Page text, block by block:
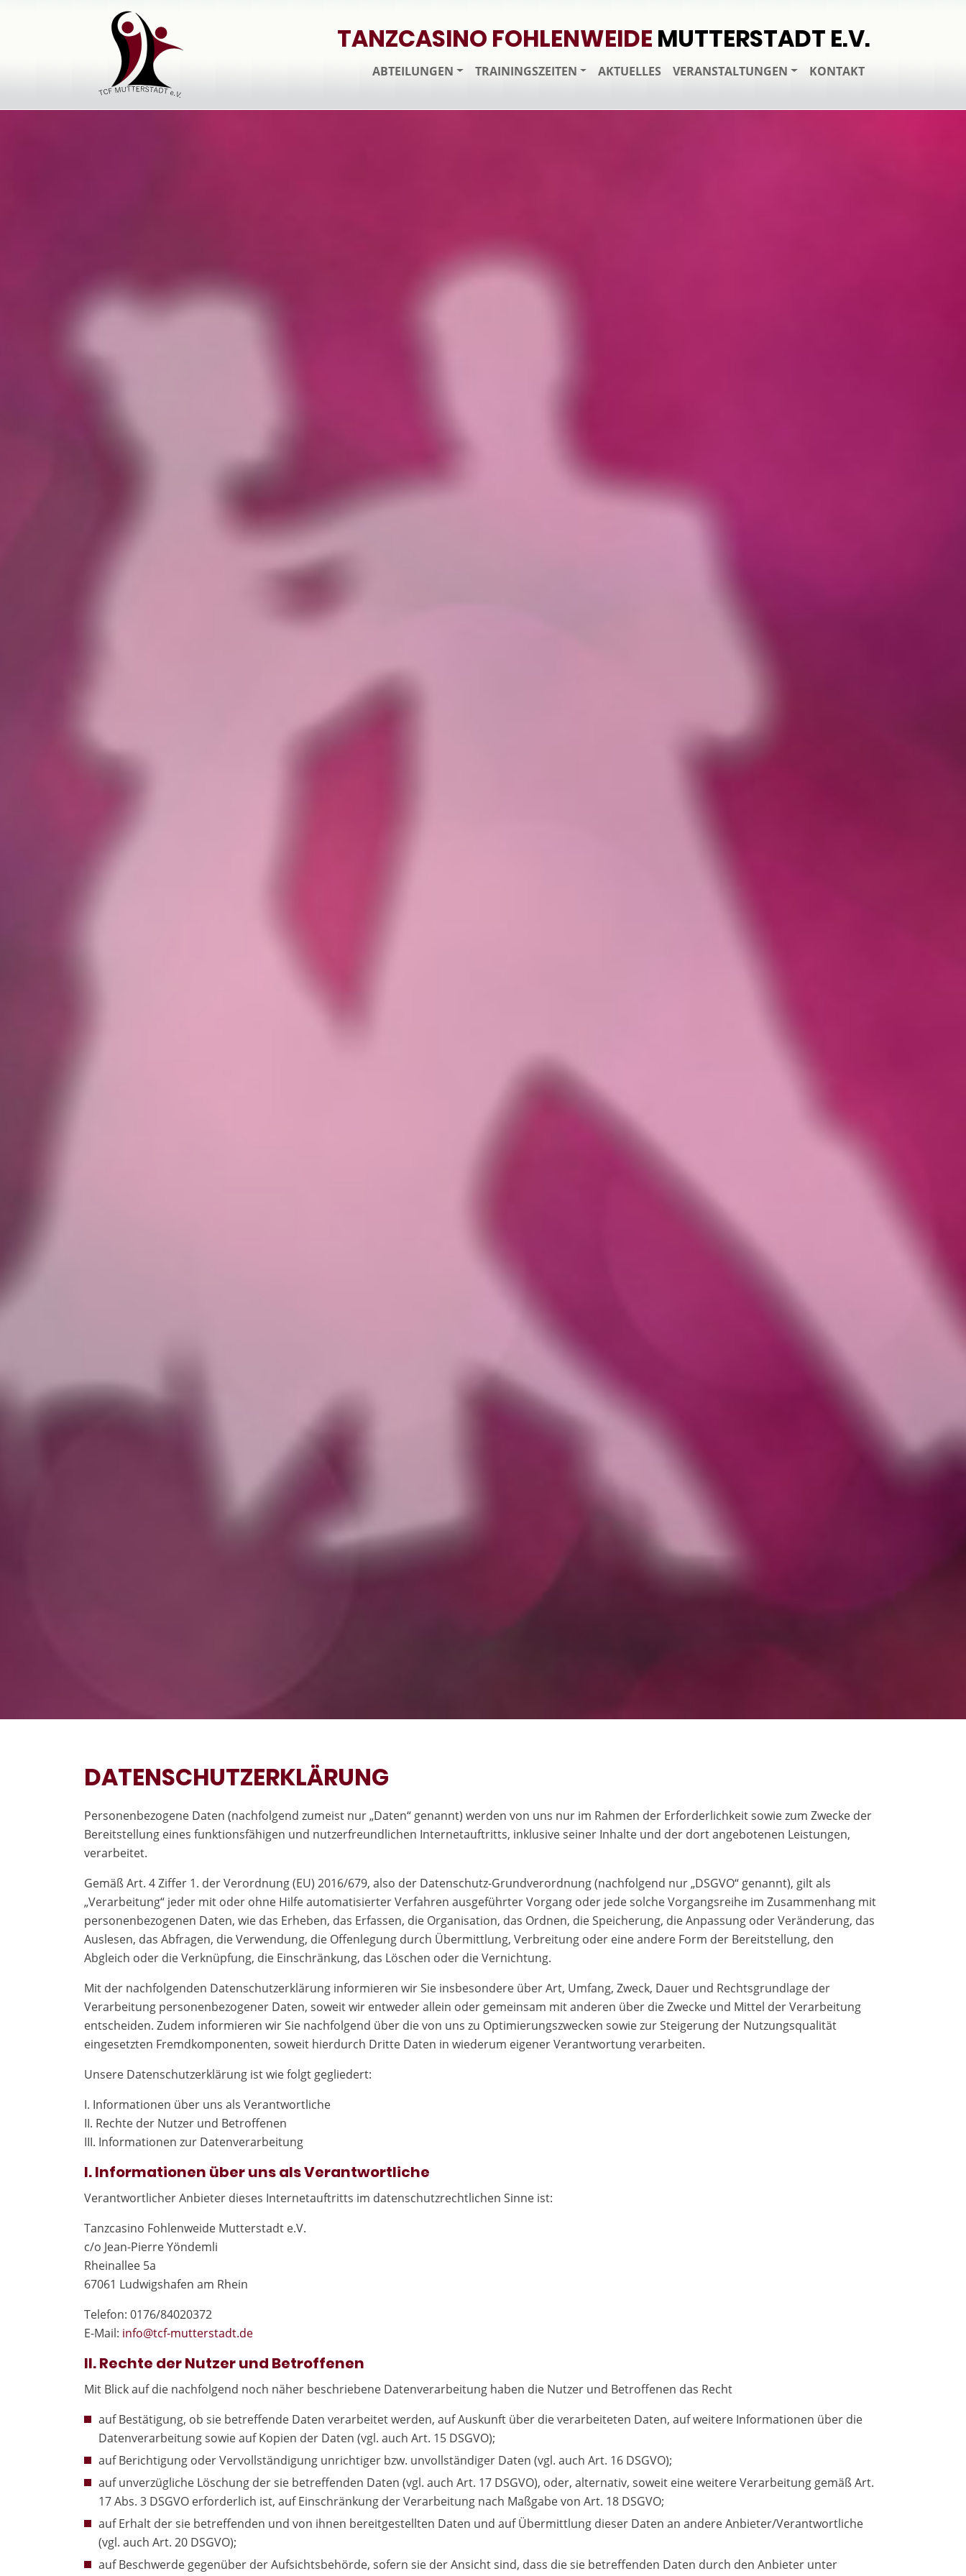
TANZCASINO FOHLENWEIDE MUTTERSTADT E.V.
ABTEILUNGEN TRAININGSZEITEN AKTUELLES VERANSTALTUNGEN KONTAKT
DATENSCHUTZERKLÄRUNG
Personenbezogene Daten (nachfolgend zumeist nur „Daten“ genannt) werden von uns nur im Rahmen der Erforderlichkeit sowie zum Zwecke der
Bereitstellung eines funktionsfähigen und nutzerfreundlichen Internetauftritts, inklusive seiner Inhalte und der dort angebotenen Leistungen,
verarbeitet.
Gemäß Art. 4 Ziffer 1. der Verordnung (EU) 2016/679, also der Datenschutz-Grundverordnung (nachfolgend nur „DSGVO“ genannt), gilt als
„Verarbeitung“ jeder mit oder ohne Hilfe automatisierter Verfahren ausgeführter Vorgang oder jede solche Vorgangsreihe im Zusammenhang mit
personenbezogenen Daten, wie das Erheben, das Erfassen, die Organisation, das Ordnen, die Speicherung, die Anpassung oder Veränderung, das
Auslesen, das Abfragen, die Verwendung, die Offenlegung durch Übermittlung, Verbreitung oder eine andere Form der Bereitstellung, den
Abgleich oder die Verknüpfung, die Einschränkung, das Löschen oder die Vernichtung.
Mit der nachfolgenden Datenschutzerklärung informieren wir Sie insbesondere über Art, Umfang, Zweck, Dauer und Rechtsgrundlage der
Verarbeitung personenbezogener Daten, soweit wir entweder allein oder gemeinsam mit anderen über die Zwecke und Mittel der Verarbeitung
entscheiden. Zudem informieren wir Sie nachfolgend über die von uns zu Optimierungszwecken sowie zur Steigerung der Nutzungsqualität
eingesetzten Fremdkomponenten, soweit hierdurch Dritte Daten in wiederum eigener Verantwortung verarbeiten.
Unsere Datenschutzerklärung ist wie folgt gegliedert:
I. Informationen über uns als Verantwortliche
II. Rechte der Nutzer und Betroffenen
III. Informationen zur Datenverarbeitung
I. Informationen über uns als Verantwortliche
Verantwortlicher Anbieter dieses Internetauftritts im datenschutzrechtlichen Sinne ist:
Tanzcasino Fohlenweide Mutterstadt e.V.
c/o Jean-Pierre Yöndemli
Rheinallee 5a
67061 Ludwigshafen am Rhein
Telefon: 0176/84020372
E-Mail: info@tcf-mutterstadt.de
II. Rechte der Nutzer und Betroffenen
Mit Blick auf die nachfolgend noch näher beschriebene Datenverarbeitung haben die Nutzer und Betroffenen das Recht
auf Bestätigung, ob sie betreffende Daten verarbeitet werden, auf Auskunft über die verarbeiteten Daten, auf weitere Informationen über die
Datenverarbeitung sowie auf Kopien der Daten (vgl. auch Art. 15 DSGVO);
auf Berichtigung oder Vervollständigung unrichtiger bzw. unvollständiger Daten (vgl. auch Art. 16 DSGVO);
auf unverzügliche Löschung der sie betreffenden Daten (vgl. auch Art. 17 DSGVO), oder, alternativ, soweit eine weitere Verarbeitung gemäß Art.
17 Abs. 3 DSGVO erforderlich ist, auf Einschränkung der Verarbeitung nach Maßgabe von Art. 18 DSGVO;
auf Erhalt der sie betreffenden und von ihnen bereitgestellten Daten und auf Übermittlung dieser Daten an andere Anbieter/Verantwortliche
(vgl. auch Art. 20 DSGVO);
auf Beschwerde gegenüber der Aufsichtsbehörde, sofern sie der Ansicht sind, dass die sie betreffenden Daten durch den Anbieter unter